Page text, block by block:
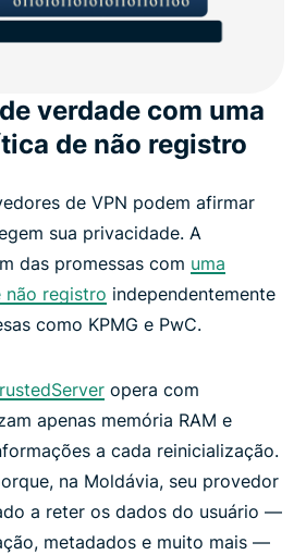
verdade com uma
de não registro
de VPN podem afirmar
sua privacidade. A
das promessas com uma
registro independentemente
como KPMG e PwC.
opera com
apenas memória RAM e
a cada reinicialização.
na Moldávia, seu provedor
a reter os dados do usuário —
metadados e muito mais —